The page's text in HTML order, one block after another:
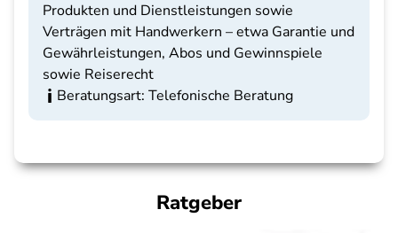
Produkten und Dienstleistungen sowie
Verträgen mit Handwerkern – etwa Garantie und
Gewährleistungen, Abos und Gewinnspiele
sowie Reiserecht
Beratungsart: Telefonische Beratung
Ratgeber